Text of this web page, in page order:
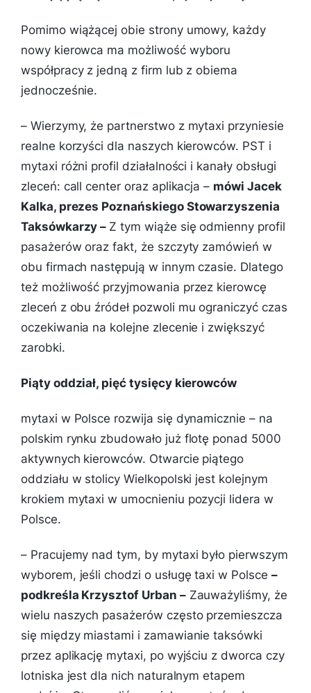
Pomimo wiążącej obie strony umowy, każdy
nowy kierowca ma możliwość wyboru
współpracy z jedną z firm lub z obiema
jednocześnie.
– Wierzymy, że partnerstwo z mytaxi przyniesie
realne korzyści dla naszych kierowców. PST i
mytaxi różni profil działalności i kanały obsługi
zleceń: call center oraz aplikacja– mówi Jacek
Kalka, prezes Poznańskiego Stowarzyszenia
Taksówkarzy – Z tym wiąże się odmienny profil
pasażerów oraz fakt, że szczyty zamówień w
obu firmach następują w innym czasie. Dlatego
też możliwość przyjmowania przez kierowcę
zleceń z obu źródeł pozwoli mu ograniczyć czas
oczekiwania na kolejne zlecenie i zwiększyć
zarobki.
Piąty oddział, pięć tysięcy kierowców
mytaxi w Polsce rozwija się dynamicznie – na
polskim rynku zbudowało już flotę ponad 5000
aktywnych kierowców. Otwarcie piątego
oddziału w stolicy Wielkopolski jest kolejnym
krokiem mytaxi w umocnieniu pozycji lidera w
Polsce.
– Pracujemy nad tym, by mytaxi było pierwszym
wyborem, jeśli chodzi o usługę taxi w Polsce –
podkreśla Krzysztof Urban –Zauważyliśmy, że
wielu naszych pasażerów często przemieszcza
się między miastami i zamawianie taksówki
przez aplikację mytaxi, po wyjściu z dworca czy
lotniska jest dla nich naturalnym etapem